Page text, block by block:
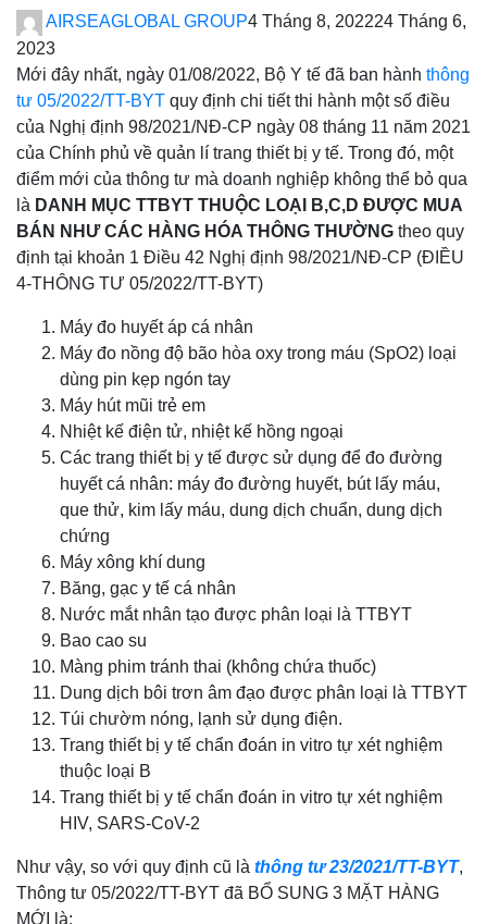
AIRSEAGLOBAL GROUP4 Tháng 8, 202224 Tháng 6,
2023
Mới đây nhất, ngày 01/08/2022, Bộ Y tế đã ban hành thông
tư 05/2022/TT-BYT quy định chi tiết thi hành một số điều
của Nghị định 98/2021/NĐ-CP ngày 08 tháng 11 năm 2021
của Chính phủ về quản lí trang thiết bị y tế. Trong đó, một
điểm mới của thông tư mà doanh nghiệp không thể bỏ qua
là DANH MỤC TTBYT THUỘC LOẠI B,C,D ĐƯỢC MUA
BÁN NHƯ CÁC HÀNG HÓA THÔNG THƯỜNG theo quy
định tại khoản 1 Điều 42 Nghị định 98/2021/NĐ-CP (ĐIỀU
4-THÔNG TƯ 05/2022/TT-BYT)
Máy đo huyết áp cá nhân
Máy đo nồng độ bão hòa oxy trong máu (SpO2) loại
dùng pin kẹp ngón tay
Máy hút mũi trẻ em
Nhiệt kế điện tử, nhiệt kế hồng ngoại
Các trang thiết bị y tế được sử dụng để đo đường
huyết cá nhân: máy đo đường huyết, bút lấy máu,
que thử, kim lấy máu, dung dịch chuẩn, dung dịch
chứng
Máy xông khí dung
Băng, gạc y tế cá nhân
Nước mắt nhân tạo được phân loại là TTBYT
Bao cao su
Màng phim tránh thai (không chứa thuốc)
Dung dịch bôi trơn âm đạo được phân loại là TTBYT
Túi chườm nóng, lạnh sử dụng điện.
Trang thiết bị y tế chẩn đoán in vitro tự xét nghiệm
thuộc loại B
Trang thiết bị y tế chẩn đoán in vitro tự xét nghiệm
HIV, SARS-CoV-2
Như vậy, so với quy định cũ là thông tư 23/2021/TT-BYT,
Thông tư 05/2022/TT-BYT đã BỔ SUNG 3 MẶT HÀNG
MỚI là: